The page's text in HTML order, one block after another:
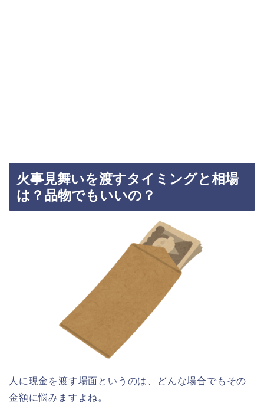
火事見舞いを渡すタイミングと相場
は？品物でもいいの？
人に現金を渡す場面というのは、どんな場合でもその
金額に悩みますよね。